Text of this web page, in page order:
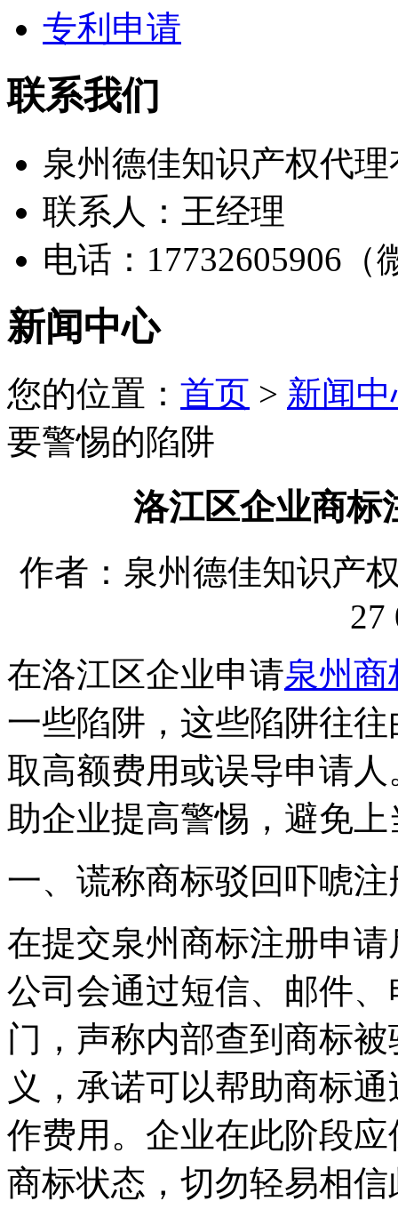
专利申请
联系我们
泉州德佳知识产权代
联系人：王经理
电话：17732605906（
新闻中心
您的位置： 首页 > 新闻
要警惕的陷阱
洛江区企业商标
作者：泉州德佳知识产
27
在洛江区企业申请泉州
一些陷阱，这些陷阱往
取高额费用或误导申请
助企业提高警惕，避免
一、谎称商标驳回吓唬注
在提交泉州商标注册申
公司会通过短信、邮件
门，声称内部查到商标
义，承诺可以帮助商标
作费用。企业在此阶段
商标状态，切勿轻易相